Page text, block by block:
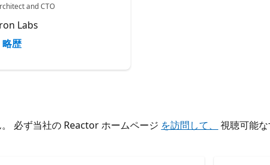
and CTO
Labs
略歴
必ず当社の Reactor ホームページ を訪問して、
視聴可能